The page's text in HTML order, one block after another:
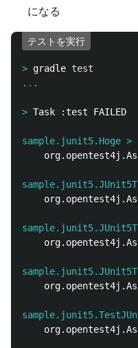
になる
テストを実行
> gradle test
>
sample.junit5.Hoge >